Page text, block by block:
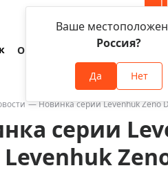
трубы
Ваше
Россия?
Да Нет
О компании Оплата и
Новинка серии Levenhuk Zeno
серии